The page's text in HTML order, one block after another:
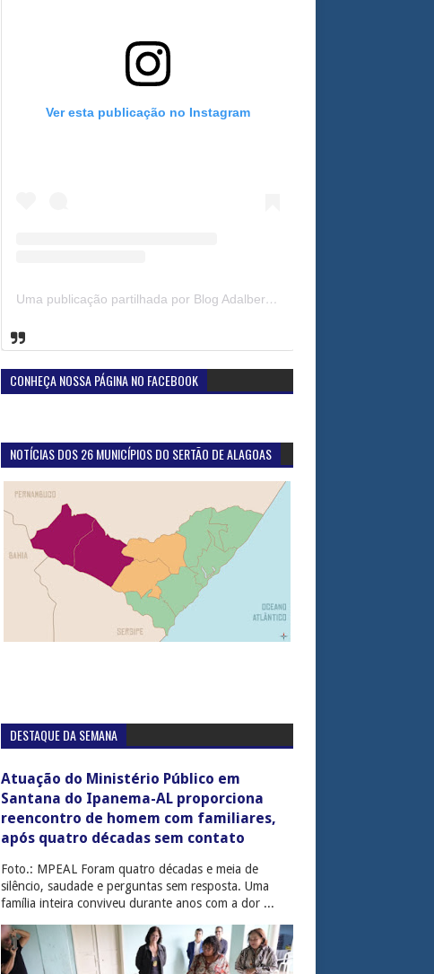
Ver esta publicação no Instagram
Uma publicação partilhada por Blog Adalberto Gomes Noticias (@blogadalbertogomesnoticiass)
CONHEÇA NOSSA PÁGINA NO FACEBOOK
NOTÍCIAS DOS 26 MUNICÍPIOS DO SERTÃO DE ALAGOAS
DESTAQUE DA SEMANA
Atuação do Ministério Público em
Santana do Ipanema-AL proporciona
reencontro de homem com familiares,
após quatro décadas sem contato
Foto.: MPEAL Foram quatro décadas e meia de
silêncio, saudade e perguntas sem resposta. Uma
família inteira conviveu durante anos com a dor ...